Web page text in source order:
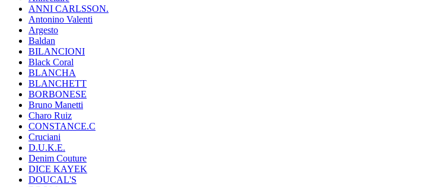
ANNI CARLSSON.
Antonino Valenti
Argesto
Baldan
BILANCIONI
Black Coral
BLANCHA
BLANCHETT
BORBONESE
Bruno Manetti
Charo Ruiz
CONSTANCE.C
Cruciani
D.U.K.E.
Denim Couture
DICE KAYEK
DOUCAL'S